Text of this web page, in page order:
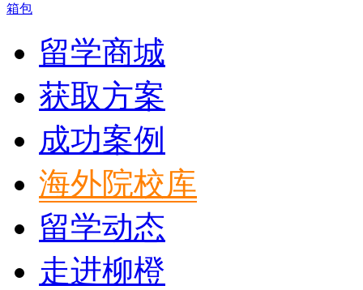
箱包
留学商城
获取方案
成功案例
海外院校库
留学动态
走进柳橙